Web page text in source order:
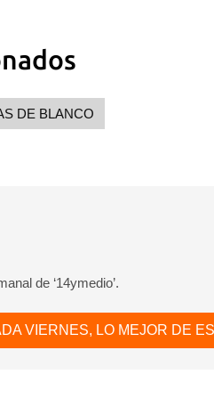
DE BLANCO
de ‘14ymedio’.
VIERNES, LO MEJOR DE